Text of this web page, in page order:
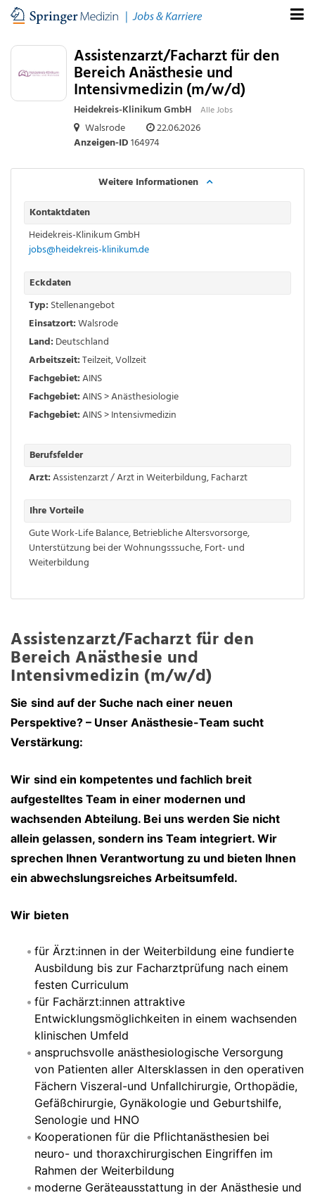
Assistenzarzt/Facharzt für den
Bereich Anästhesie und
Intensivmedizin (m/w/d)
Heidekreis-Klinikum GmbH Alle Jobs
Walsrode
22.06.2026
Anzeigen-ID164974
Weitere Informationen
Kontaktdaten
Heidekreis-Klinikum GmbH
jobs@heidekreis-klinikum.de
Eckdaten
Typ: Stellenangebot
Einsatzort:Walsrode
Land: Deutschland
Arbeitszeit:Teilzeit,Vollzeit
Fachgebiet:AINS
Fachgebiet:AINS > Anästhesiologie
Fachgebiet:AINS > Intensivmedizin
Berufsfelder
Arzt:Assistenzarzt / Arzt in Weiterbildung,Facharzt
Ihre Vorteile
Gute Work-Life Balance,Betriebliche Altersvorsorge,
Unterstützung bei der Wohnungsssuche,Fort- und
Weiterbildung
Assistenzarzt/Facharzt für den
Bereich Anästhesie und
Intensivmedizin (m/w/d)
Sie sind auf der Suche nach einer neuen
Perspektive? – Unser Anästhesie-Team sucht
Verstärkung:
Wir sind ein kompetentes und fachlich breit
aufgestelltes Team in einer modernen und
wachsenden Abteilung. Bei uns werden Sie nicht
allein gelassen, sondern ins Team integriert. Wir
sprechen Ihnen Verantwortung zu und bieten Ihnen
ein abwechslungsreiches Arbeitsumfeld.
Wir bieten
für Ärzt:innen in der Weiterbildung eine fundierte
Ausbildung bis zur Facharztprüfung nach einem
festen Curriculum
für Fachärzt:innen attraktive
Entwicklungsmöglichkeiten in einem wachsenden
klinischen Umfeld
anspruchsvolle anästhesiologische Versorgung
von Patienten aller Altersklassen in den operativen
Fächern Viszeral-und Unfallchirurgie, Orthopädie,
Gefäßchirurgie, Gynäkologie und Geburtshilfe,
Senologie und HNO
Kooperationen für die Pflichtanästhesien bei
neuro- und thoraxchirurgischen Eingriffen im
Rahmen der Weiterbildung
moderne Geräteausstattung in der Anästhesie und